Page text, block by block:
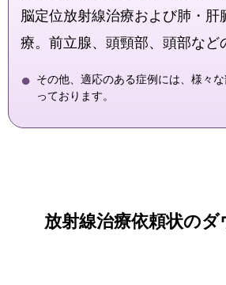
脳定位放射線治療および肺・
療。前立腺、頭頸部、頭部など
その他、適応のある症例には、様々
っております。
放射線治療依頼状の